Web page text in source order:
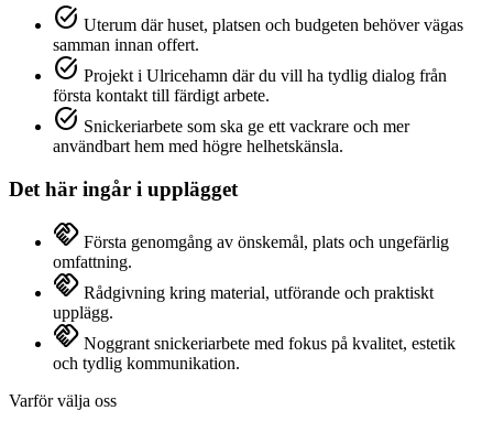
task_alt Uterum där huset, platsen och budgeten behöver vägas
samman innan offert.
task_alt Projekt i Ulricehamn där du vill ha tydlig dialog från
första kontakt till färdigt arbete.
task_alt Snickeriarbete som ska ge ett vackrare och mer
användbart hem med högre helhetskänsla.
Det här ingår i upplägget
handshake Första genomgång av önskemål, plats och ungefärlig
omfattning.
handshake Rådgivning kring material, utförande och praktiskt
upplägg.
handshake Noggrant snickeriarbete med fokus på kvalitet, estetik
och tydlig kommunikation.
Varför välja oss